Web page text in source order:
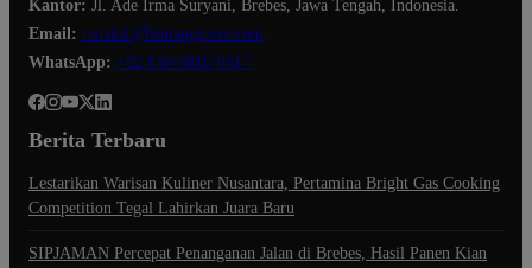
Kantor: Jl. Ade Irma Suryani, Brebes, Jawa Tengah, Indonesia.
Email: redaksi@bentangnews.com
WhatsApp: +62 858-6810-9617
Berita Terbaru
Lestarikan Warisan Kuliner Nusantara, Pertamina Bright Gas Cooking
Competition Tegal Lahirkan Juara Baru
SIPJAMAN Percepat Penanganan Jalan di Brebes, Hasil Panen Kian